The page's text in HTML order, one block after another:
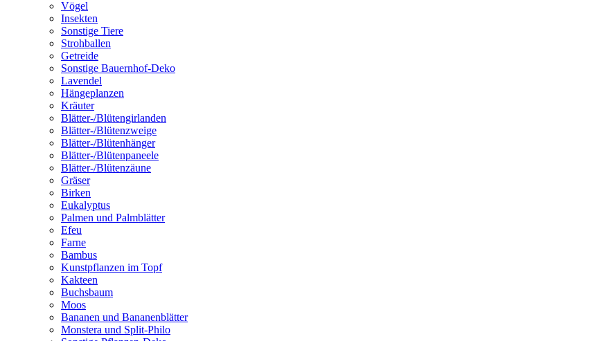
Vögel
Insekten
Sonstige Tiere
Strohballen
Getreide
Sonstige Bauernhof-Deko
Lavendel
Hängeplanzen
Kräuter
Blätter-/Blütengirlanden
Blätter-/Blütenzweige
Blätter-/Blütenhänger
Blätter-/Blütenpaneele
Blätter-/Blütenzäune
Gräser
Birken
Eukalyptus
Palmen und Palmblätter
Efeu
Farne
Bambus
Kunstpflanzen im Topf
Kakteen
Buchsbaum
Moos
Bananen und Bananenblätter
Monstera und Split-Philo